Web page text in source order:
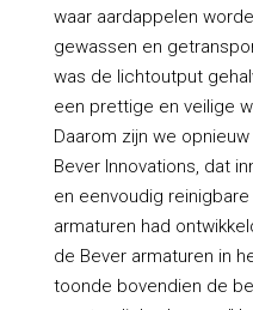
waar aardappelen
gewassen en
was de lichtoutput
een prettige en veilige
Daarom zijn we
Bever Innovations, dat
en eenvoudig reinigbare
armaturen had
de Bever armaturen in
toonde bovendien de